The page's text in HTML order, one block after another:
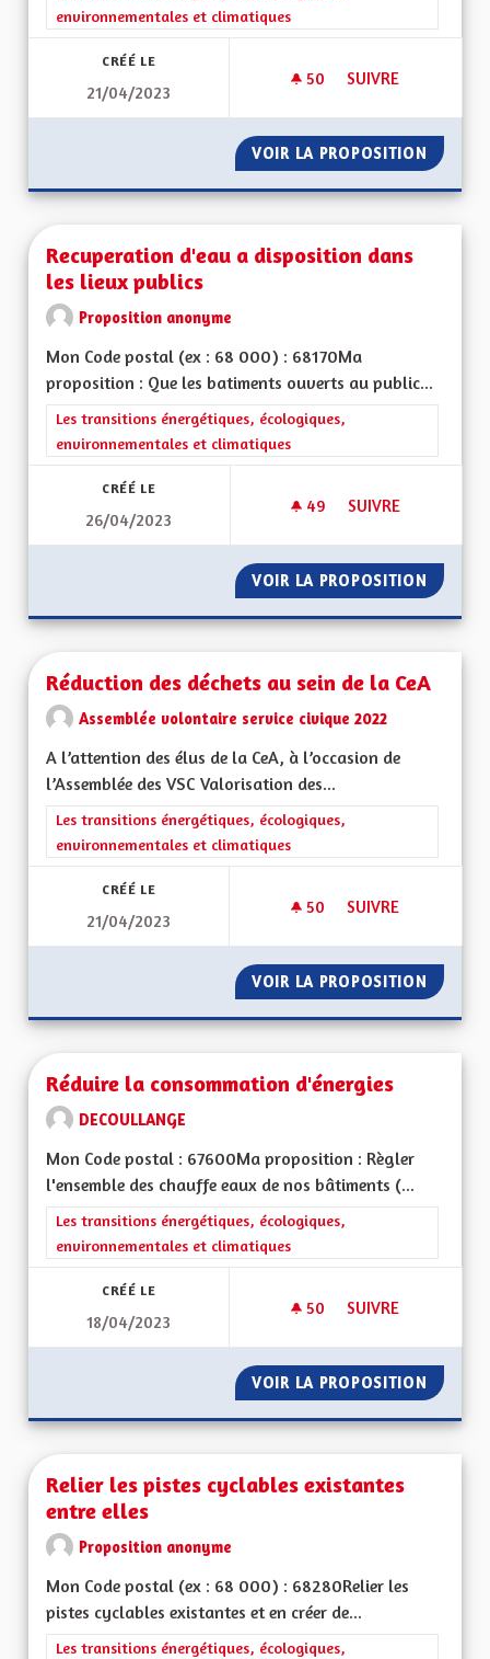
environnementales et climatiques
CRÉÉ LE
21/04/2023
50 50 ABONNÉS
SUIVRE
VOIR LA PROPOSITION
Recuperation d'eau a disposition dans
les lieux publics
Proposition anonyme
Mon Code postal (ex : 68 000) : 68170Ma
proposition : Que les batiments ouverts au public...
Filtrer les résultats de la catégorie : Les transitions
Les transitions énergétiques, écologiques,
environnementales et climatiques
CRÉÉ LE
26/04/2023
49 49 ABONNÉS
SUIVRE
VOIR LA PROPOSITION
Réduction des déchets au sein de la CeA
Assemblée volontaire service civique 2022
A l’attention des élus de la CeA, à l’occasion de
l’Assemblée des VSC Valorisation des...
Filtrer les résultats de la catégorie : Les transitions
Les transitions énergétiques, écologiques,
environnementales et climatiques
CRÉÉ LE
21/04/2023
50 50 ABONNÉS
SUIVRE
VOIR LA PROPOSITION
Réduire la consommation d'énergies
DECOULLANGE
Mon Code postal : 67600Ma proposition : Règler
l'ensemble des chauffe eaux de nos bâtiments (...
Filtrer les résultats de la catégorie : Les transitions
Les transitions énergétiques, écologiques,
environnementales et climatiques
CRÉÉ LE
18/04/2023
50 50 ABONNÉS
SUIVRE
VOIR LA PROPOSITION
Relier les pistes cyclables existantes
entre elles
Proposition anonyme
Mon Code postal (ex : 68 000) : 68280Relier les
pistes cyclables existantes et en créer de...
Filtrer les résultats de la catégorie : Les transitions
Les transitions énergétiques, écologiques,